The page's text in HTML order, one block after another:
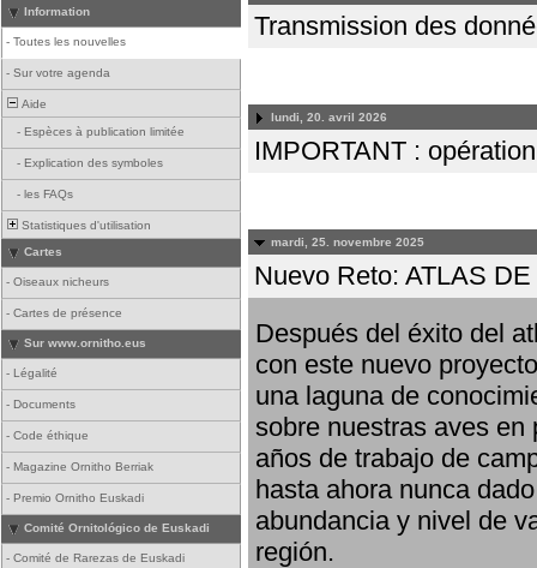
Information
- Toutes les nouvelles
- Sur votre agenda
Aide
- Espèces à publication limitée
- Explication des symboles
- les FAQs
Statistiques d'utilisation
Cartes
- Oiseaux nicheurs
- Cartes de présence
Sur www.ornitho.eus
- Légalité
- Documents
- Code éthique
- Magazine Ornitho Berriak
- Premio Ornitho Euskadi
Comité Ornitológico de Euskadi
- Comité de Rarezas de Euskadi
Transmission des
lundi, 20. avril 2026
IMPORTANT :
mardi, 25. novembre 2025
Nuevo Reto: ATLAS
Después del éxito del
con este nuevo
una laguna de
sobre nuestras aves en
años de trabajo de
hasta ahora nunca
abundancia y nivel de
región.